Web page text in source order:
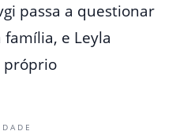
passa a questionar
e Leyla
próprio